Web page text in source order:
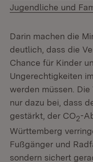
Jugendliche und
Darin machen die
deutlich, dass die
Chance für Kinder
Ungerechtigkeiten
werden müssen.
nur dazu bei, dass
gestärkt, der CO2-
Württemberg
Fußgänger und
sondern sichert